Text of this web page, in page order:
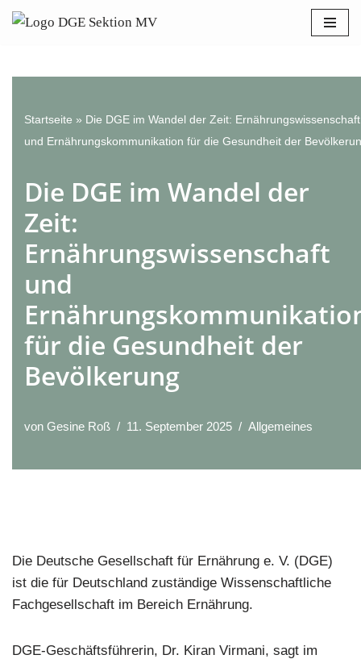
Bitte
beachten
Diese
enthältStartseite » Die DGE im Wandel der Zeit: Ernährungswissenschaft
und Ernährungskommunikation für die Gesundheit der
Die DGE im Wandel der
Zeit:
Ernährungswissenschaft
und
für die Gesundheit der
Bevölkerung
von Gesine Roß 11. September 2025 Allgemeines
Die Deutsche Gesellschaft für Ernährung e. V. (DGE)
ist die für Deutschland zuständige Wissenschaftliche
Fachgesellschaft im Bereich Ernährung.
DGE-Geschäftsführerin, Dr. Kiran Virmani, sagt im